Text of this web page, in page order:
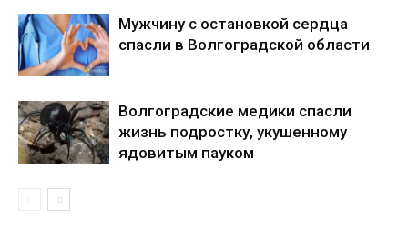
Мужчину с остановкой сердца
спасли в Волгоградской области
Волгоградские медики спасли
жизнь подростку, укушенному
ядовитым пауком